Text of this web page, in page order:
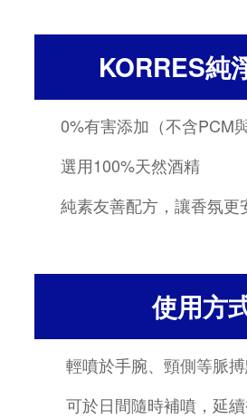
KORRES純
0%有害添加（不含PCM
選用100%天然酒精
純素友善配方，讓香氛更
使用方
輕噴於手腕、頸側等脈
可於日間隨時補噴，延續